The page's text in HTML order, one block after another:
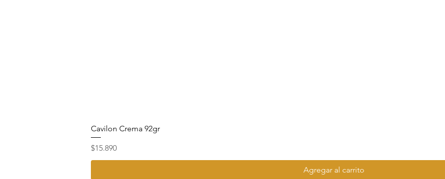
Cavilon Crema 92gr
Precio
$15.890
Agregar al carrito